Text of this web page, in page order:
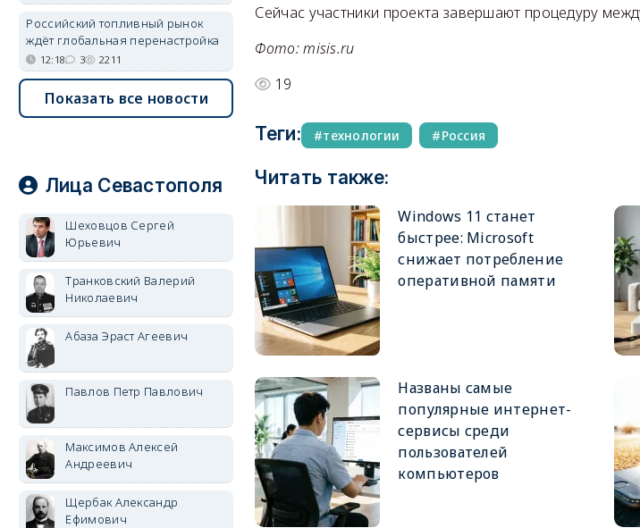
Сейчас участники проекта завершают процедуру
Фото: misis.ru
19
Теги: технологии Россия
Читать также:
Windows 11 станет
быстрее: Microsoft
снижает потребление
оперативной памяти
Названы самые
популярные интернет-
сервисы среди
пользователей
компьютеров
Российский топливный рынок
ждёт глобальная перенастройка
12:18 3 2211
Показать все новости
Лица Севастополя
Шеховцов Сергей
Юрьевич
Транковский Валерий
Николаевич
Абаза Эраст Агеевич
Павлов Петр Павлович
Максимов Алексей
Андреевич
Щербак Александр
Ефимович